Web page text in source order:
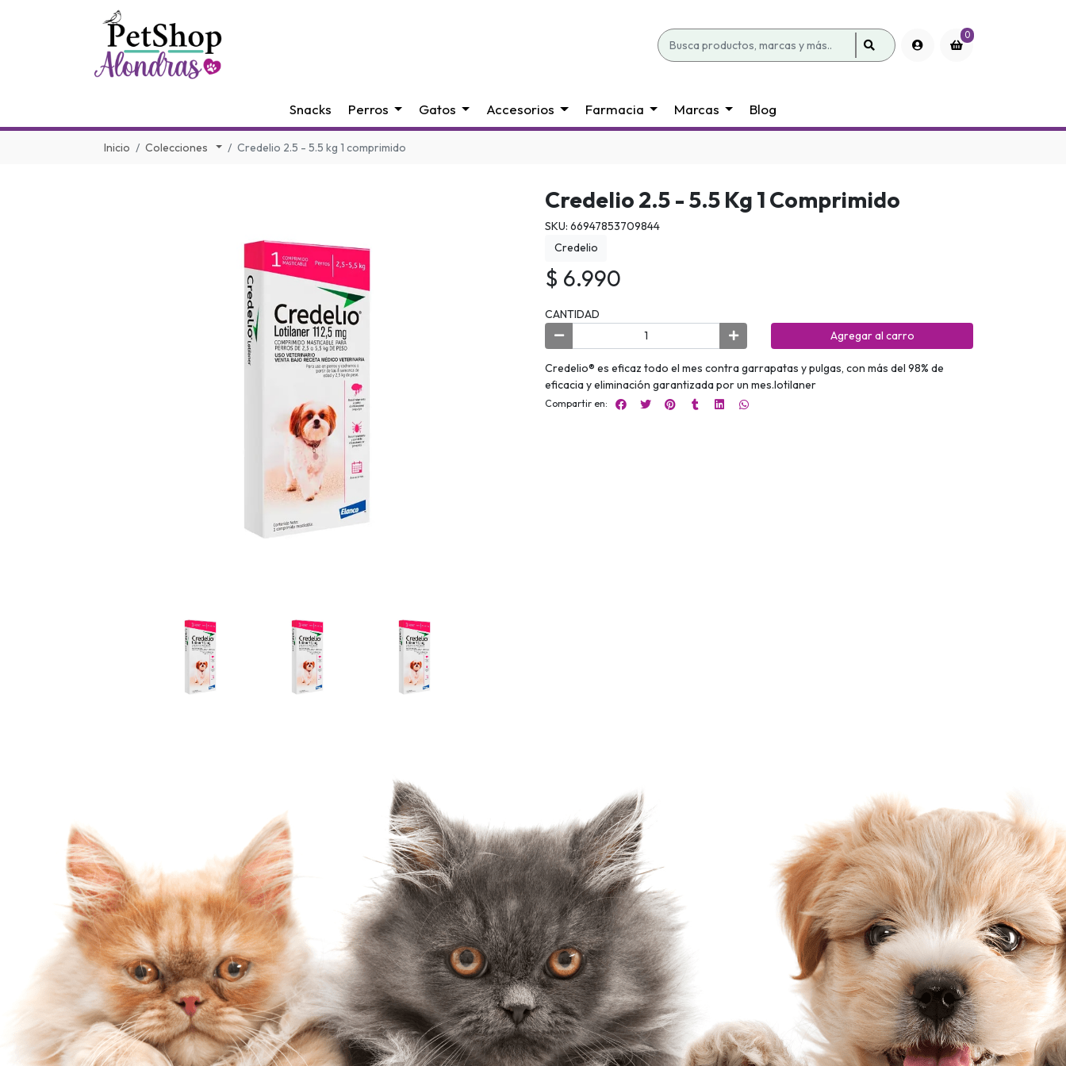
0
Snacks Perros Gatos Accesorios Farmacia Marcas Blog
Inicio Colecciones Credelio 2.5 - 5.5 kg 1 comprimido
Credelio 2.5 - 5.5 Kg 1 Comprimido
SKU: 66947853709844
Credelio
$ 6.990
CANTIDAD
Agregar al carro
Credelio® es eficaz todo el mes contra garrapatas y pulgas, con más del 98% de
eficacia y eliminación garantizada por un mes.lotilaner
Compartir en: